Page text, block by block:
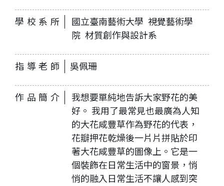
學校系所
國立臺南藝術大學 視覺藝術學
院 材質創作與設計系
指導老師 吳佩珊
作品簡介
我想要單純地告訴大家野花的美
好。 我用了最常見也最廣為人知
的大花咸豐草作為野花的代表，
花瓣押花乾燥後一片片拼貼於印
著大花咸豐草的圖像上。它是一
個裝飾在日常生活中的窗景，悄
悄的融入日常生活不讓人感到突